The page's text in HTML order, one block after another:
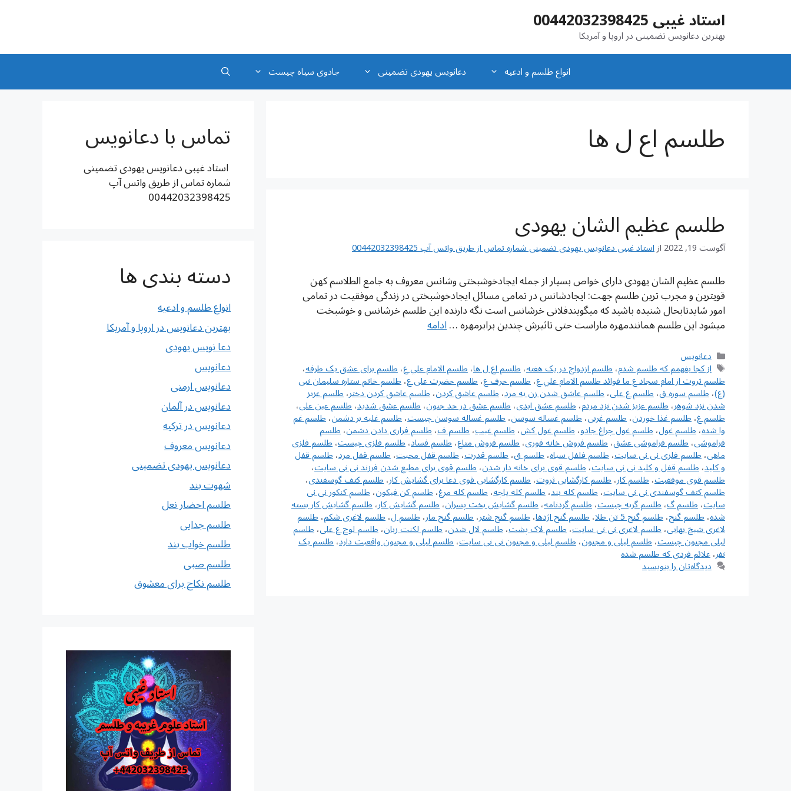
استاد غیبی 00442032398425
بهترین دعانویس تضمینی در اروپا و آمریکا
انواع طلسم و ادعیه
دعانویس یهودی تضمینی جادوی سیاه چیست
طلسم اع ل ها
طلسم عظیم الشان یهودی
آگوست 19, 2022 ازاستاد غیبی دعانویس یهودی تضمینی شماره تماس از طریق واتس آپ 00442032398425
طلسم عظیم الشان یهودی دارای خواص بسیار از جمله ایجادخوشبختی وشانس معروف به جامع الطلاسم کهن
قویترین و مجرب ترین طلسم جهت: ایجادشانس در تمامی مسائل ایجادخوشبختی در زندگی موفقیت در تمامی
امور شایدتابحال شنیده باشید که میگویندفلانی خرشانس است نگه دارنده این طلسم خرشانس و خوشبخت
میشود این طلسم همانندمهره ماراست حتی تاثیرش چندین برابرمهره …ادامه
دسته‌ها
دعانویس
برچسب‌ها
از کجا بفهمم که طلسم شدم،طلسم ازدواج در یک هفته،طلسم اع ل ها،طلسم الامام علي ع،طلسم برای عشق یک طرفه،
طلسم ثروت از امام سجاد ع ما فوائد طلسم الامام علي ع،طلسم حرف ع،طلسم حضرت علی ع،طلسم خاتم ستاره سلیمان نبی
(ع)،طلسم سوره ق،طلسم ع علی،طلسم عاشق شدن زن به مرد،طلسم عاشق كردن،طلسم عاشق كردن دختر،طلسم عزیز
شدن نزد شوهر،طلسم عزیز شدن نزد مردم،طلسم عشق ابدی،طلسم عشق در حد جنون،طلسم عشق شدید،طلسم عین علی،
طلسم غ،طلسم غذا خوردن،طلسم غربی،طلسم غساله سوسن،طلسم غساله سوسن چیست،طلسم غلبه بر دشمن،طلسم غم
وا شده،طلسم غول،طلسم غول چراغ جادو،طلسم غول کش،طلسم غیب،طلسم ف،طلسم فراری دادن دشمن،طلسم
فراموشی،طلسم فراموشی عشق،طلسم فروش خانه فوری،طلسم فروش متاع،طلسم فساد،طلسم فلزی چیست،طلسم فلزی
ماهی،طلسم فلزی نی نی سایت،طلسم فلفل سیاه،طلسم ق،طلسم قدرت،طلسم قفل محبت،طلسم قفل مرد،طلسم قفل
و کلید،طلسم قفل و کلید نی نی سایت،طلسم قوی برای خانه دار شدن،طلسم قوی برای مطیع شدن فرزند نی نی سایت،
طلسم قوی موفقیت،طلسم کار،طلسم کارگشایی ثروت،طلسم کارگشایی قوی دعا برای گشایش کار،طلسم کتف گوسفندی،
طلسم کتف گوسفندی نی نی سایت،طلسم کله بند،طلسم کله پاچه،طلسم کله مرغ،طلسم کن فیکون،طلسم کنکور نی نی
سایت،طلسم گ،طلسم گربه چیست،طلسم گردنامه،طلسم گشایش بخت پسران،طلسم گشایش کار،طلسم گشایش کار بسته
شده،طلسم گنج،طلسم گنج 5 تن طلا ،طلسم گنج اژدها،طلسم گنج شتر،طلسم گنج مار،طلسم ل،طلسم لاغری شکم،طلسم
لاغری شیخ بهایی،طلسم لاغری نی نی سایت،طلسم لاک پشت،طلسم لال شدن،طلسم لکنت زبان،طلسم لوح ع علی،طلسم
لیلی مجنون چیست،طلسم لیلی و مجنون،طلسم لیلی و مجنون نی نی سایت،طلسم لیلی و مجنون واقعیت دارد،طلسم یک
نفر،علائم فردی که طلسم شده
دیدگاه‌تان را بنویسید
تماس با دعانویس
استاد غیبی دعانویس یهودی تضمینی
شماره تماس از طریق واتس آپ
00442032398425
دسته بندی ها
انواع طلسم و ادعیه
بهترین دعانویس در اروپا و آمریکا
دعا نویس یهودی
دعانویس
دعانویس ارمنی
دعانویس در آلمان
دعانویس در ترکیه
دعانویس معروف
دعانویس یهودی تضمینی
شهوت بند
طلسم احضار نعل
طلسم جدایی
طلسم خواب بند
طلسم صبی
طلسم نکاح برای معشوق